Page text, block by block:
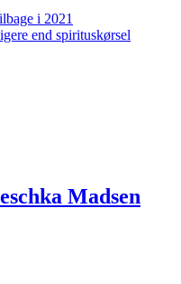
i 2021
end spirituskørsel
Madsen